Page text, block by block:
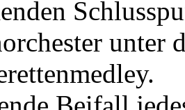
unter